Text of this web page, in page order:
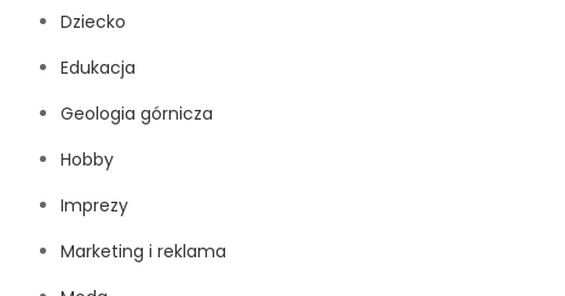
Dziecko
Edukacja
Geologia górnicza
Hobby
Imprezy
Marketing i reklama